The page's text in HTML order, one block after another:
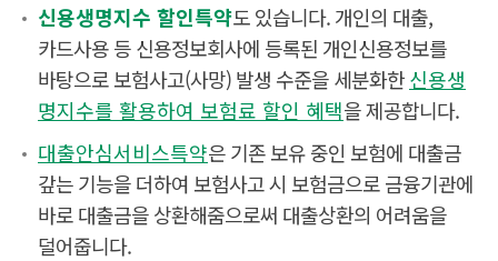
신용생명지수 할인특약도 있습니다. 개인의 대출,
카드사용 등 신용정보회사에 등록된 개인신용정보를
바탕으로 보험사고(사망) 발생 수준을 세분화한신용생
명지수를 활용하여 보험료 할인 혜택을 제공합니다.
대출안심서비스특약은 기존 보유 중인 보험에 대출금
갚는 기능을 더하여 보험사고 시 보험금으로 금융기관에
바로 대출금을 상환해줌으로써 대출상환의 어려움을
덜어줍니다.